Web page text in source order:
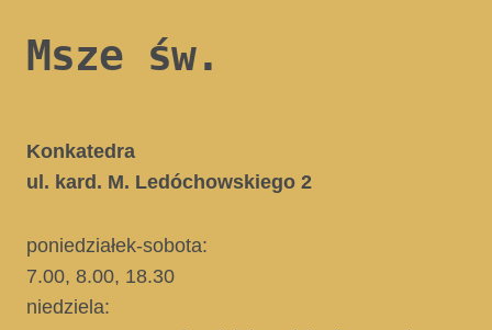
Msze św.
Konkatedra
ul. kard. M. Ledóchowskiego 2
poniedziałek-sobota:
7.00, 8.00, 18.30
niedziela: